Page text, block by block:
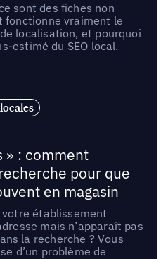
sont des fiches non
fonctionne vraiment le
localisation, et pourquoi
estimé du SEO local.
» : comment
pour que
en magasin
établissement
mais n’apparaît pas
la recherche ? Vous
d’un problème de